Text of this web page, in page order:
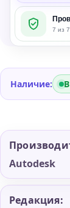
7 из
Наличие:
Autodesk
Редакция: